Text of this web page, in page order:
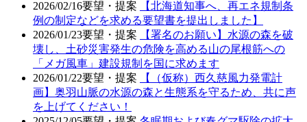
2026/02/16要望・提案
【北海道知事へ、再エネ規制条
例の制定などを求める要望書を提出しました】
2026/01/23要望・提案
【署名のお願い】水源の森を破
壊し、土砂災害発生の危険を高める山の尾根筋への
「メガ風車」建設規制を国に求めます
2026/01/22要望・提案
【（仮称）西久慈風力発電計
画】奥羽山脈の水源の森と生態系を守るため、共に声
を上げてください！